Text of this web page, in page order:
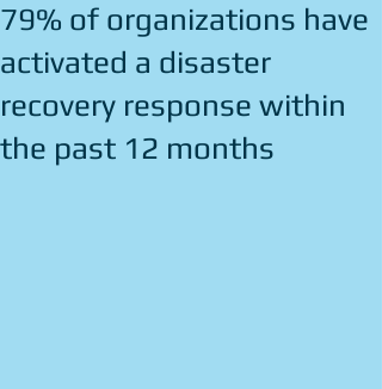
79% of organizations have
activated a disaster
recovery response within
the past 12 months